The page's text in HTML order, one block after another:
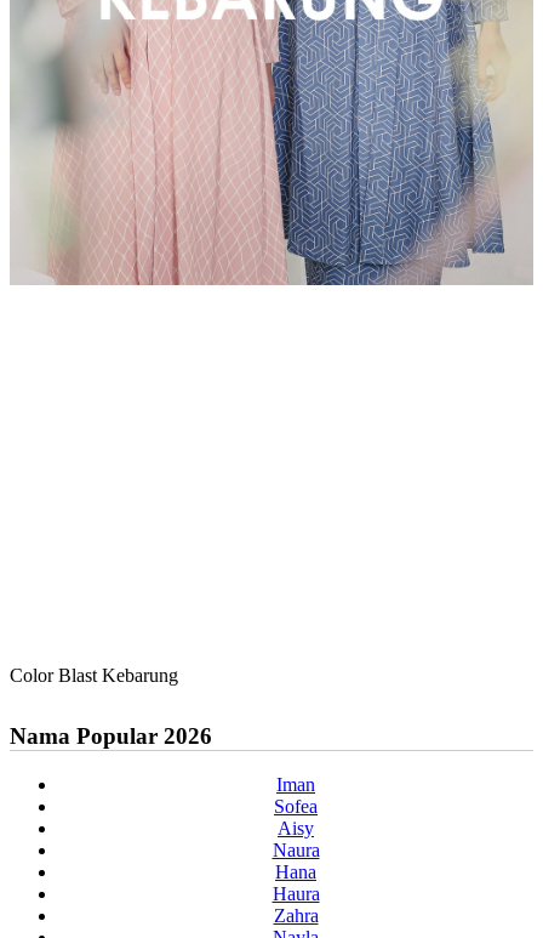
Color Blast Kebarung
Nama Popular 2026
Iman
Sofea
Aisy
Naura
Hana
Haura
Zahra